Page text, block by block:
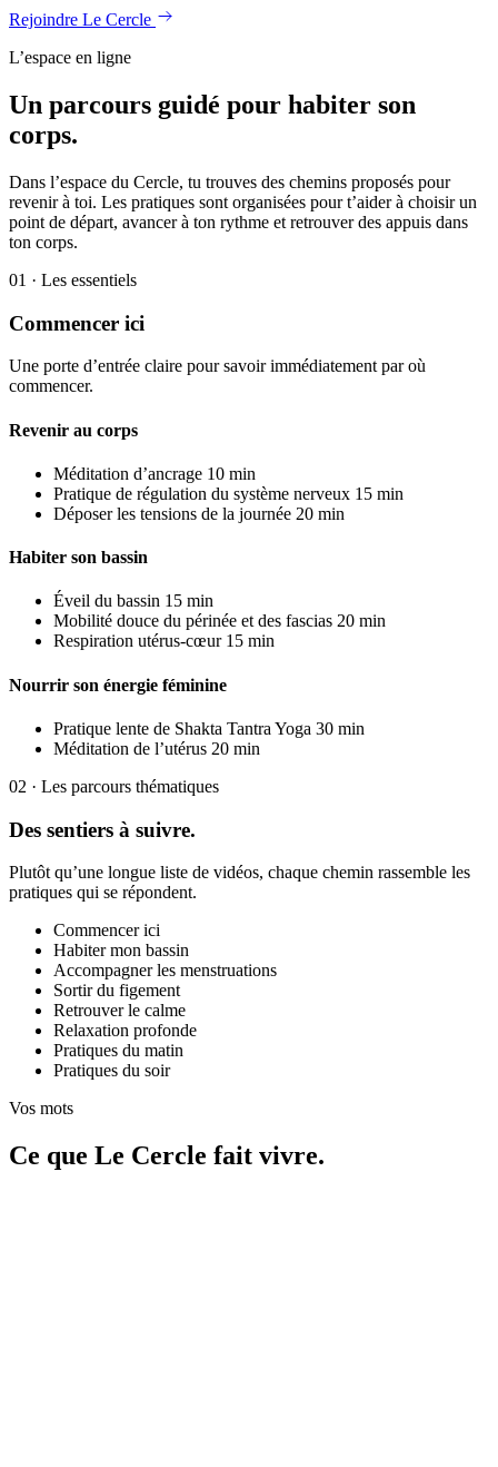
Rejoindre Le Cercle
L’espace en ligne
Un parcours guidé pour habiter son
corps.
Dans l’espace du Cercle, tu trouves des chemins proposés pour
revenir à toi. Les pratiques sont organisées pour t’aider à choisir un
point de départ, avancer à ton rythme et retrouver des appuis dans
ton corps.
01 · Les essentiels
Commencer ici
Une porte d’entrée claire pour savoir immédiatement par où
commencer.
Revenir au corps
Méditation d’ancrage 10 min
Pratique de régulation du système nerveux 15 min
Déposer les tensions de la journée 20 min
Habiter son bassin
Éveil du bassin 15 min
Mobilité douce du périnée et des fascias 20 min
Respiration utérus-cœur 15 min
Nourrir son énergie féminine
Pratique lente de Shakta Tantra Yoga 30 min
Méditation de l’utérus 20 min
02 · Les parcours thématiques
Des sentiers à suivre.
Plutôt qu’une longue liste de vidéos, chaque chemin rassemble les
pratiques qui se répondent.
Commencer ici
Habiter mon bassin
Accompagner les menstruations
Sortir du figement
Retrouver le calme
Relaxation profonde
Pratiques du matin
Pratiques du soir
Vos mots
Ce que Le Cercle fait vivre.